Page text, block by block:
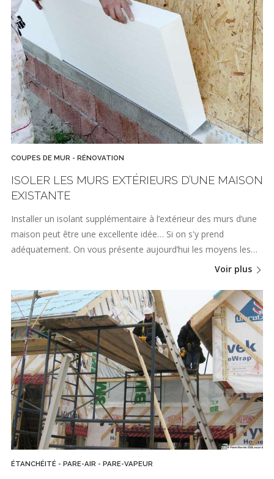
COUPES DE MUR - RÉNOVATION
ISOLER LES MURS EXTÉRIEURS D’UNE MAISON
EXISTANTE
Installer un isolant supplémentaire à l’extérieur des murs d’une
maison peut être une excellente idée… Si on s'y prend
adéquatement. On vous présente aujourd’hui les moyens les…
Voir plus
ÉTANCHÉITÉ - PARE-AIR - PARE-VAPEUR